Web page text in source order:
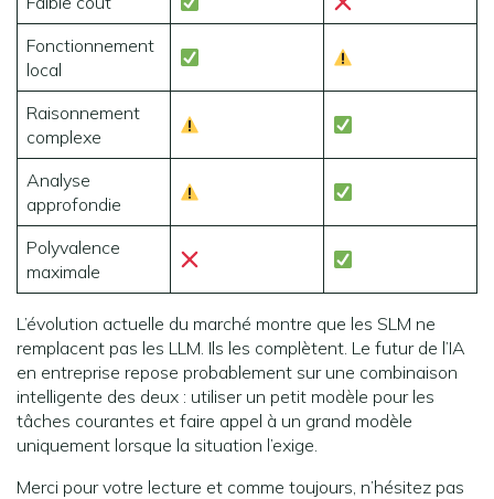
Fonctionnement
local
Raisonnement
complexe
Analyse
approfondie
Polyvalence
maximale
L’évolution actuelle du marché montre que les SLM ne
remplacent pas les LLM. Ils les complètent. Le futur de l’IA
en entreprise repose probablement sur une combinaison
intelligente des deux : utiliser un petit modèle pour les
tâches courantes et faire appel à un grand modèle
uniquement lorsque la situation l’exige.
Merci pour votre lecture et comme toujours, n’hésitez pas